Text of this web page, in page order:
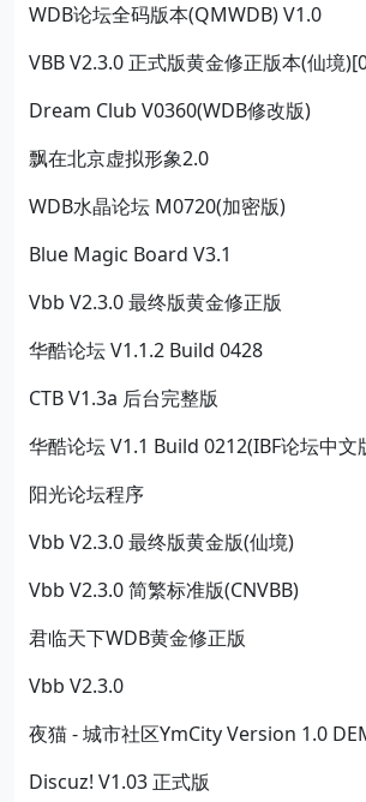
WDB论坛全码版本(QMWDB) V1.0
VBB V2.3.0 正式版黄金修正版本(仙境
Dream Club V0360(WDB修改版)
飘在北京虚拟形象2.0
WDB水晶论坛 M0720(加密版)
Blue Magic Board V3.1
Vbb V2.3.0 最终版黄金修正版
华酷论坛 V1.1.2 Build 0428
CTB V1.3a 后台完整版
华酷论坛 V1.1 Build 0212(IBF论坛中文
阳光论坛程序
Vbb V2.3.0 最终版黄金版(仙境)
Vbb V2.3.0 简繁标准版(CNVBB)
君临天下WDB黄金修正版
Vbb V2.3.0
夜猫 - 城市社区YmCity Version 1.0
Discuz! V1.03 正式版